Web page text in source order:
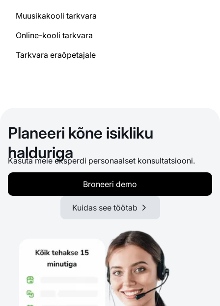
Muusikakooli tarkvara
Online-kooli tarkvara
Tarkvara eraõpetajale
Planeeri kõne isikliku
halduriga
Kasuta meie eksperdi personaalset konsultatsiooni.
Broneeri demo
Kuidas see töötab